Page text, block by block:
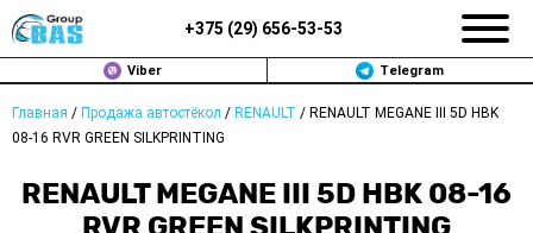
+375 (29) 656-53-53
Viber Telegram
Главная / Продажа автостёкол / RENAULT / RENAULT MEGANE III 5D HBK
08-16 RVR GREEN SILKPRINTING
RENAULT MEGANE III 5D HBK 08-16
ЗАМЕНА АВТОСТЕКОЛ В МИНСКЕ
ПРОДАЖА АВТОСТЁКОЛ